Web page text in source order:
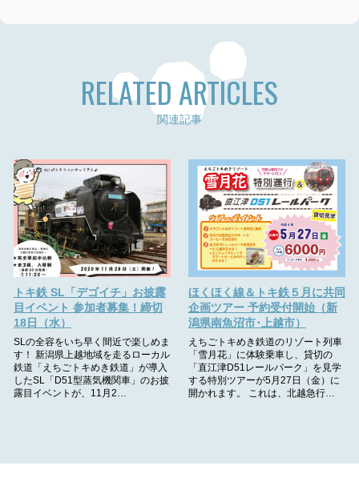
RELATED ARTICLES
関連記事
トキ鉄 SL「デゴイチ」お披露
目イベント 参加者募集！締切
18日（水）
SLの全容をいち早く間近で楽しめま
す！ 新潟県上越地域を走るローカル
鉄道「えちごトキめき鉄道」が導入
したSL「D51型蒸気機関車」のお披
露目イベントが、11月2…
ほくほく線＆トキ鉄５月に共同
企画ツアー 予約受付開始（新
潟県南魚沼市･上越市）
えちごトキめき鉄道のリゾート列車
「雪月花」に体験乗車し、貸切の
「直江津D51レールパーク」を見学
する特別ツアーが5月27日（金）に
開かれます。 これは、北越急行…